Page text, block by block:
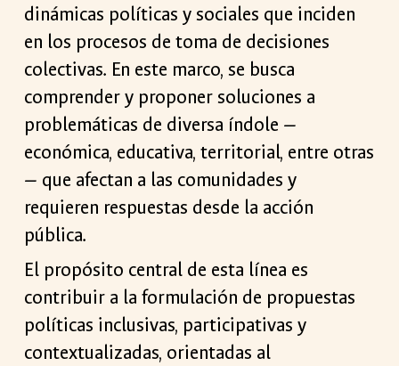
dinámicas políticas y sociales que inciden
en los procesos de toma de decisiones
colectivas. En este marco, se busca
comprender y proponer soluciones a
problemáticas de diversa índole —
económica, educativa, territorial, entre otras
— que afectan a las comunidades y
requieren respuestas desde la acción
pública.
El propósito central de esta línea es
contribuir a la formulación de propuestas
políticas inclusivas, participativas y
contextualizadas, orientadas al